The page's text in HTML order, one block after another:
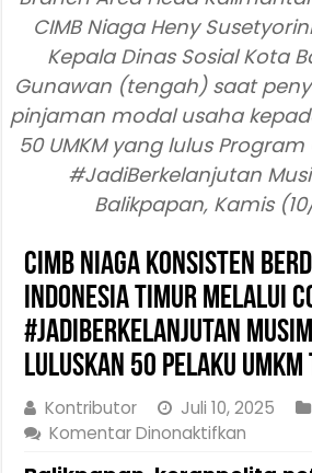
CIMB Niaga Heny
Kepala Dinas Sosial Kota
Gunawan (tengah) saat
pinjaman modal usaha
50 UMKM yang lulus
#JadiBerkelanjutan
Balikpapan, Kamis
CIMB Niaga Konsisten
Indonesia Timur melalui
#JadiBerkelanjutan
Luluskan 50 pelaku
Kontributor Juli 10, 2025
Komentar Dinonaktifkan